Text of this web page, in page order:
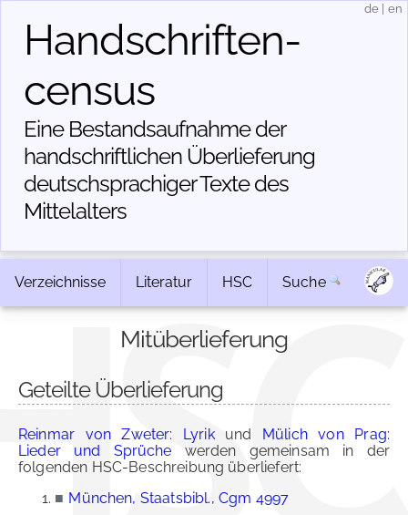
Handschriften­
census
Eine Bestandsaufnahme der
handschriftlichen Über­lieferung
deutschsprachiger Texte des
Mittelalters
de en
Verzeichnisse Literatur HSC Suche
Mitüberlieferung
Geteilte Überlieferung
Reinmar von Zweter: Lyrikund Mülich von Prag:
Lieder und Sprüche werden gemeinsam in der
folgenden HSC-Beschreibung überliefert:
■ München, Staatsbibl., Cgm 4997